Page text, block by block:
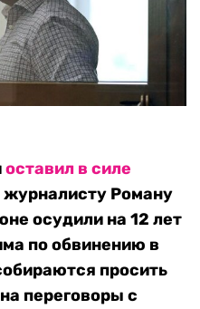
оставил в силе
журналисту Роману
осудили на 12 лет
по обвинению в
просить
переговоры с